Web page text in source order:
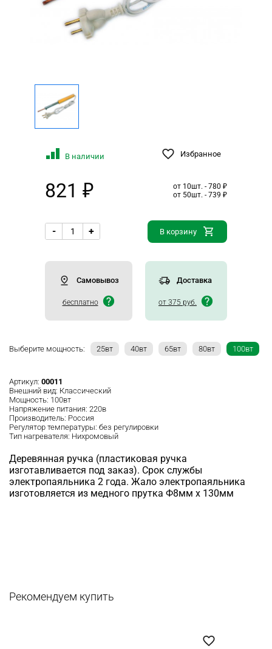
В наличии Избранное
821 ₽
от 10шт. - 780 ₽
от 50шт. - 739 ₽
- + В корзину
Самовывоз
бесплатно
Доставка
от 375 руб.
Выберите мощность: 25вт 40вт 65вт 80вт 100вт
Артикул: 00011
Внешний вид: Классический
Мощность: 100вт
Напряжение питания: 220в
Производитель: Россия
Регулятор температуры: без регулировки
Тип нагревателя: Нихромовый
Деревянная ручка (пластиковая ручка
изготавливается под заказ). Срок службы
электропаяльника 2 года. Жало электропаяльника
изготовляется из медного прутка Ф8мм х 130мм
Рекомендуем купить